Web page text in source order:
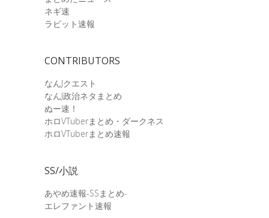
ネギ速
ラビット速報
CONTRIBUTORS
なんJクエスト
なんJ政治ネタまとめ
ぬー速！
ホロVTuberまとめ・ダークネス
ホロVTuberまとめ速報
SS/小説
あやめ速報-SSまとめ-
エレファント速報